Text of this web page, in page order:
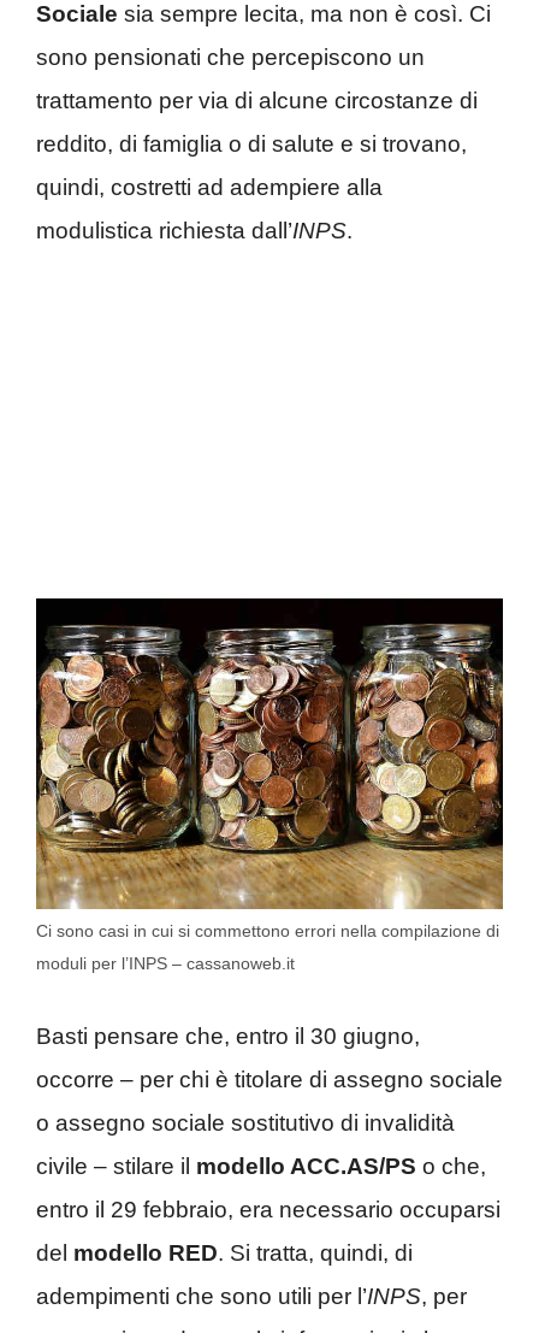
Sociale sia sempre lecita, ma non è così. Ci
sono pensionati che percepiscono un
trattamento per via di alcune circostanze di
reddito, di famiglia o di salute e si trovano,
quindi, costretti ad adempiere alla
modulistica richiesta dall’INPS.
Ci sono casi in cui si commettono errori nella compilazione di
moduli per l’INPS – cassanoweb.it
Basti pensare che, entro il 30 giugno,
occorre – per chi è titolare di assegno sociale
o assegno sociale sostitutivo di invalidità
civile – stilare il modello ACC.AS/PS o che,
entro il 29 febbraio, era necessario occuparsi
del modello RED. Si tratta, quindi, di
adempimenti che sono utili per l’INPS, per